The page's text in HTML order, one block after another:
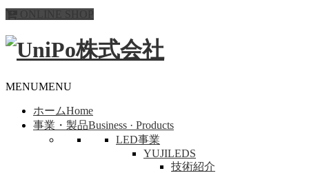
MENUMENU
ホームHome
事業・製品Business · Products
LED事業
YUJILEDS
技術紹介